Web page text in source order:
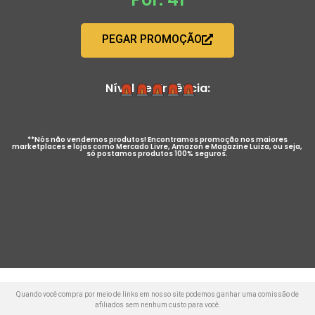
PEGAR PROMOÇÃO
Nível de Urgência:
**Nós não vendemos produtos! Encontramos promoção nos maiores
marketplaces e lojas como Mercado Livre, Amazon e Magazine Luiza, ou seja,
só postamos produtos 100% seguros.
Quando você compra por meio de links em nosso site podemos ganhar uma comissão de
afiliados sem nenhum custo para você.